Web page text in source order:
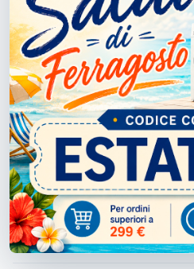
Indicatore del tempo rimanente
Sì
Tipo di carica
Caricamento frontale
Volume cestello
55 L
Programmi di asciugatura
Lana, Riscaldamento
Capacità di lavaggio
8 kg